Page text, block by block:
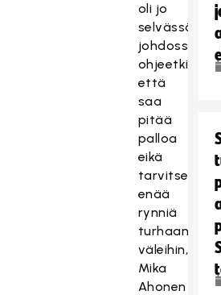
oli jo
selvässä
johdossa
ohjeetkin,
että
saa
pitää
palloa
eikä
tarvitse
enää
rynniä
turhaan
väleihin,
Mika
Ahonen